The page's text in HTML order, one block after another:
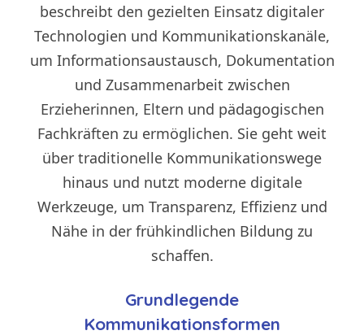
beschreibt den gezielten Einsatz digitaler
Technologien und Kommunikationskanäle,
um Informationsaustausch, Dokumentation
und Zusammenarbeit zwischen
Erzieherinnen, Eltern und pädagogischen
Fachkräften zu ermöglichen. Sie geht weit
über traditionelle Kommunikationswege
hinaus und nutzt moderne digitale
Werkzeuge, um Transparenz, Effizienz und
Nähe in der frühkindlichen Bildung zu
schaffen.
Grundlegende
Kommunikationsformen